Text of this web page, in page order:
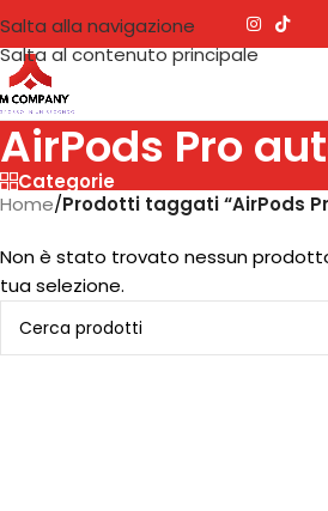
Salta alla navigazione
Salta al contenuto principale
AirPods Pro
Categorie
Home/Prodotti taggati “AirPods
Non è stato trovato nessun
tua selezione.